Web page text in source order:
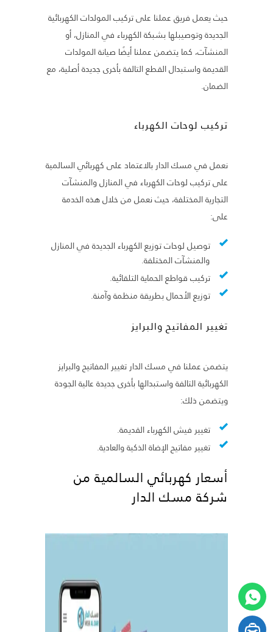
حيث يعمل فريق عملنا على تركيب المولدات الكهربائية
الجديدة وتوصيبلها بشبكة الكهرباء في المنازل، أو
المنشآت، كما يتضمن عملنا أيضًا صيانة المولدات
القديمة واستبدال القطع التالفة بأخرى جديدة أصلية، مع
الضمان.
تركيب لوحات الكهرباء
نعمل في مسك الدار بالاعتماد على كهربائي السالمية
على تركيب لوحات الكهرباء في المنازل والمنشآت
التجارية المختلفة، حيث نعمل من خلال هذه الخدمة
على:
توصيل لوحات توزيع الكهرباء الجديدة في المنازل
والمنشآت المختلفة.
تركيب قواطع الحماية التلقائية.
توزيع الأحمال بطريقة منظمة وآمنة.
تغيير المفاتيح والبرايز
يتضمن عملنا في مسك الدار تغيير المفاتيح والبرايز
الكهربائية التالفة واستبدالها بأخرى جديدة عالية الجودة
ويتضمن ذلك:
تغيير فيش الكهرباء القديمة.
تغيير مفاتيح الإضاة الذكية والعادية.
أسعار كهربائي السالمية من
شركة مسك الدار